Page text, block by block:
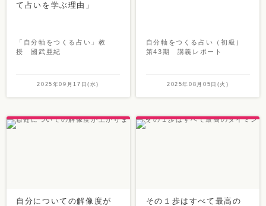
て占いを学ぶ理由」
「自分軸をつくる占い」教
授 國武亜紀
2025年09月17日(水)
自分軸をつくる占い（初級）
第43期 講義レポート
2025年08月05日(火)
自分についての解像度が
その１歩はすべて最高の